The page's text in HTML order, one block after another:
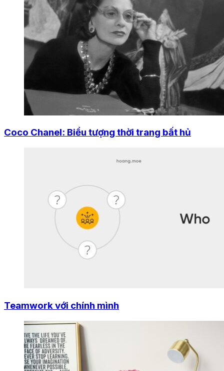
Coco Chanel: Biểu tượng thời trang bất hủ
Teamwork với chính mình